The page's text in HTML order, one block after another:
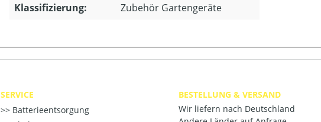
Klassifizierung: Zubehör Gartengeräte
SERVICE
Batterieentsorgung
BESTELLUNG & VERSAND
Wir liefern nach Deutschland